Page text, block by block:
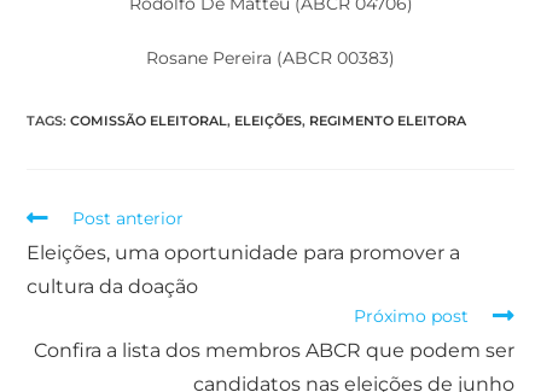
Rosane Pereira (ABCR 00383)
TAGS:COMISSÃO ELEITORAL, ELEIÇÕES, REGIMENTO ELEITORA
Post anterior
Eleições, uma oportunidade para promover a
cultura da doação
Próximo post
Confira a lista dos membros ABCR que podem ser
candidatos nas eleições de junho